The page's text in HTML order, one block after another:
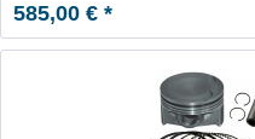
585,00 € *